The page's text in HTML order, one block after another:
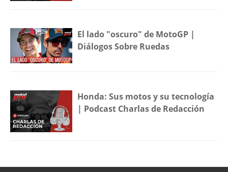
El lado "oscuro" de MotoGP |
Diálogos Sobre Ruedas
Honda: Sus motos y su tecnología
| Podcast Charlas de Redacción